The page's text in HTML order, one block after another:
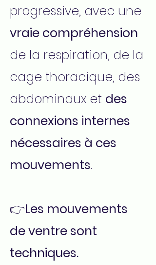
progressive, avec une
vraie compréhension
de la respiration, de la
cage thoracique, des
abdominaux et des
connexions internes
nécessaires à ces
mouvements.
👉Les mouvements
de ventre sont
techniques.